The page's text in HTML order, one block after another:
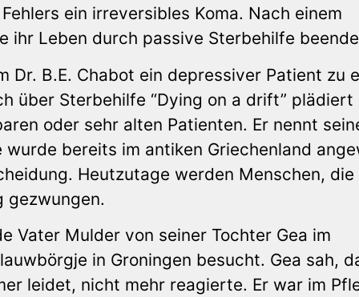
ein irreversibles Koma. Nach einem
ihr Leben durch passive Sterbehilfe
Dr. B.E. Chabot ein depressiver Patient zu
über Sterbehilfe “Dying on a drift”
oder sehr alten Patienten. Er nennt
wurde bereits im antiken Griechenland
Heutzutage werden Menschen,
gezwungen.
Vater Mulder von seiner Tochter Gea im
in Groningen besucht. Gea sah,
leidet, nicht mehr reagierte. Er war im